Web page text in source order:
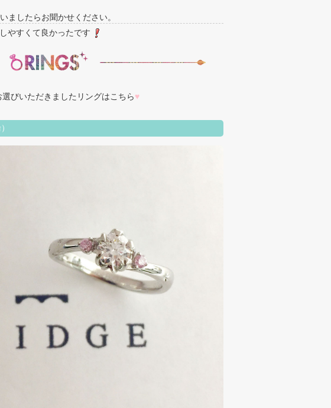
ましたらお聞かせください。
やすくて良かったです
びいただきましたリングはこちら♥